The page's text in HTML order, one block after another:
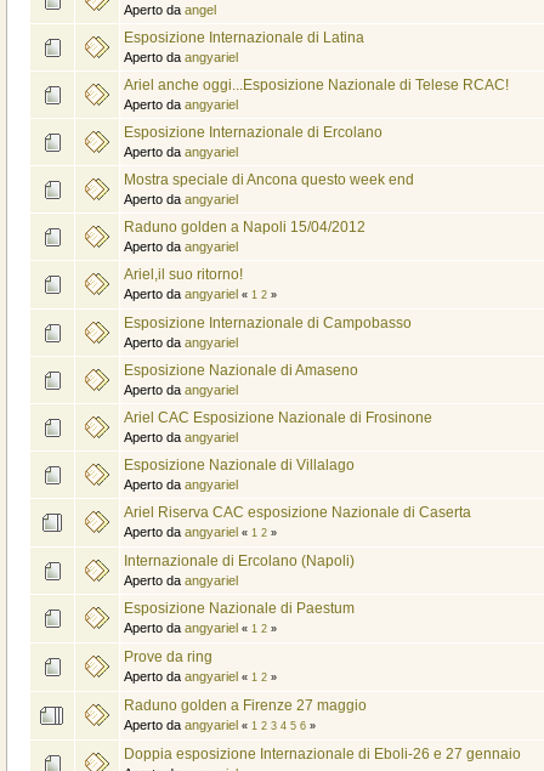
Aperto da angel
Esposizione Internazionale di Latina
Aperto da angyariel
Ariel anche oggi...Esposizione Nazionale di Telese RCAC!
Aperto da angyariel
Esposizione Internazionale di Ercolano
Aperto da angyariel
Mostra speciale di Ancona questo week end
Aperto da angyariel
Raduno golden a Napoli 15/04/2012
Aperto da angyariel
Ariel,il suo ritorno!
Aperto da angyariel « 1 2»
Esposizione Internazionale di Campobasso
Aperto da angyariel
Esposizione Nazionale di Amaseno
Aperto da angyariel
Ariel CAC Esposizione Nazionale di Frosinone
Aperto da angyariel
Esposizione Nazionale di Villalago
Aperto da angyariel
Ariel Riserva CAC esposizione Nazionale di Caserta
Aperto da angyariel « 1 2»
Internazionale di Ercolano (Napoli)
Aperto da angyariel
Esposizione Nazionale di Paestum
Aperto da angyariel « 1 2»
Prove da ring
Aperto da angyariel « 1 2»
Raduno golden a Firenze 27 maggio
Aperto da angyariel « 1 2 3 4 5 6»
Doppia esposizione Internazionale di Eboli-26 e 27 gennaio